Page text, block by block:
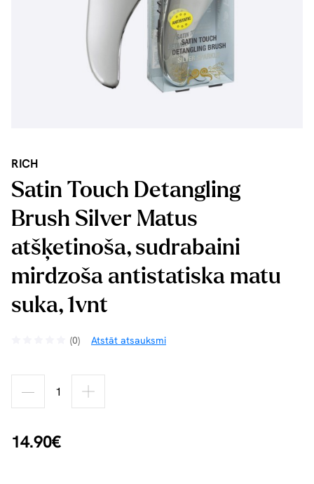
RICH
Satin Touch Detangling
Brush Silver Matus
atšķetinoša, sudrabaini
mirdzoša antistatiska matu
suka, 1vnt
(0) Atstāt atsauksmi
14.90€